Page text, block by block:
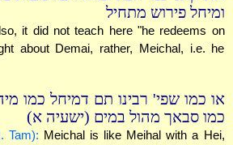
ומיחל פירוש מתחיל
it did not teach here "he redeems on
about Demai, rather, Meichal, i.e. he
או כמו שפי' רבינו תם דמיחל כמו
כמו סבאך מהול במים (ישעיה א)
Tam): Meichal is like Meihal with a Hei,